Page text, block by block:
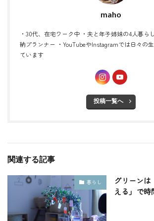
maho
・30代、在宅ワーク中 ・夫と年子姉妹の4人暮ら
納プランナー ・YouTubeやInstagramでは日々の
ています
投稿一覧へ
関連する記事
暮らし
グリーン
える」で